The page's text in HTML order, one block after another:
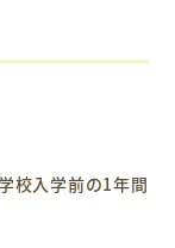
校入学前の1年間